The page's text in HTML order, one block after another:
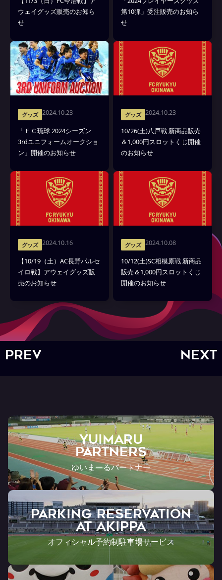
ウェイグッズ販売のお知ら
せ
第10弾」受注販売のお知ら
せ
グッズ 2024.10.23
「ＦＣ琉球 2024シーズン
3rdユニフォームオークショ
ン」開催のお知らせ
グッズ 2024.10.23
10/26(土)八戸戦 新商品販売
＆1,000円スロットくじ開催
のお知らせ
グッズ 2024.10.16
【10/19（土）AC長野パルセ
イロ戦】アウェイグッズ販
売のお知らせ
グッズ 2024.10.08
10/12(土)SC相模原戦 新商品
販売＆1,000円スロットくじ
開催のお知らせ
PREV NEXT
YUIMARU
Partners
ゆいまーるパートナー
PARKING RESERVATION
AT Akippa
オフィシャル予約制駐車場サービス